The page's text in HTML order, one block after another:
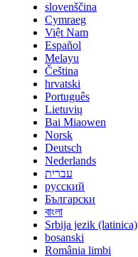
slovenščina
Cymraeg
Việt Nam
Español
Melayu
Čeština
hrvatski
Português
Lietuvių
Bai Miaowen
Norsk
Deutsch
Nederlands
עברית
русский
Български
বাংলা
Srbija jezik (latinica)
bosanski
România limbi